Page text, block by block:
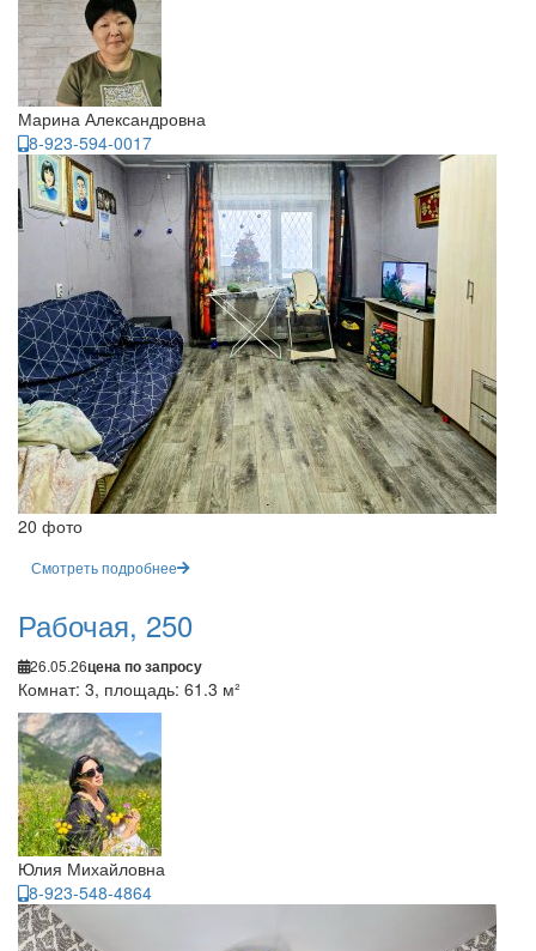
Марина Александровна
8-923-594-0017
20 фото
Смотреть подробнее
Рабочая, 250
26.05.26цена по запросу
Комнат: 3, площадь: 61.3 м²
Юлия Михайловна
8-923-548-4864